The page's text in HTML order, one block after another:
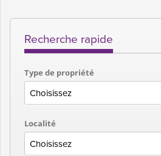
Recherche rapide
Type de propriété
Localité